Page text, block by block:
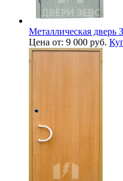
Металлическая дверь
Цена от: 9 000 руб.